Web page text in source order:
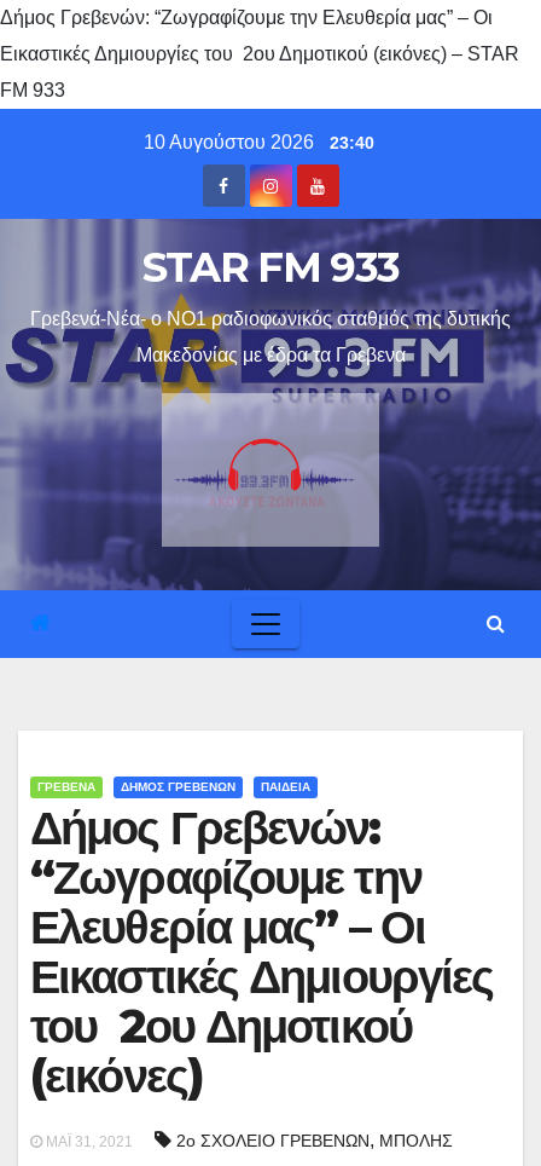
Δήμος Γρεβενών: “Ζωγραφίζουμε την Ελευθερία μας” – Οι
Εικαστικές Δημιουργίες του 2ου Δημοτικού (εικόνες) – STAR
FM 933
10 Αυγούστου 2026 23:40
STAR FM 933
Γρεβενά-Νέα- ο ΝΟ1 ραδιοφωνικός σταθμός της δυτικής
Μακεδονίας με έδρα τα Γρεβενα
ΓΡΕΒΕΝΑ ΔΗΜΟΣ ΓΡΕΒΕΝΩΝ ΠΑΙΔΕΙΑ
Δήμος Γρεβενών:
“Ζωγραφίζουμε την
Ελευθερία μας” – Οι
Εικαστικές Δημιουργίες
του 2ου Δημοτικού
(εικόνες)
ΜΆΙ 31, 2021 2ο ΣΧΟΛΕΙΟ ΓΡΕΒΕΝΩΝ, ΜΠΟΛΗΣ